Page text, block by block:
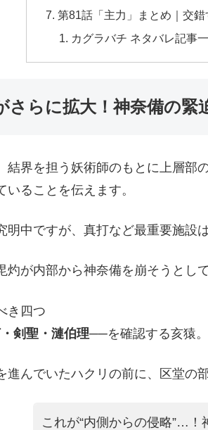
第81話「主力」まとめ｜交
カグラバチ ネタバレ記事
さらに拡大！神奈備の緊
結界を担う妖術師のもとに上層部
いることを伝えます。
明中ですが、真打など最重要施設
灼が内部から神奈備を崩そうとし
き四つ
剣聖・漣伯理──を確認する亥猿。
進んでいたハクリの前に、区堂の
これが“内側からの侵略”…！